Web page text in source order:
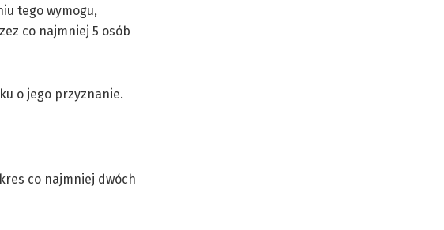
tego wymogu,
co najmniej 5 osób
o jego przyznanie.
co najmniej dwóch